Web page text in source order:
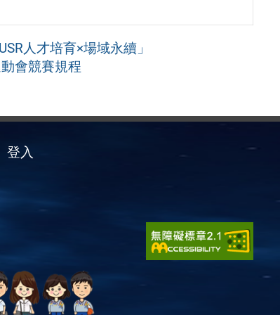
人才培育×場域永續」
會競賽規程
登入